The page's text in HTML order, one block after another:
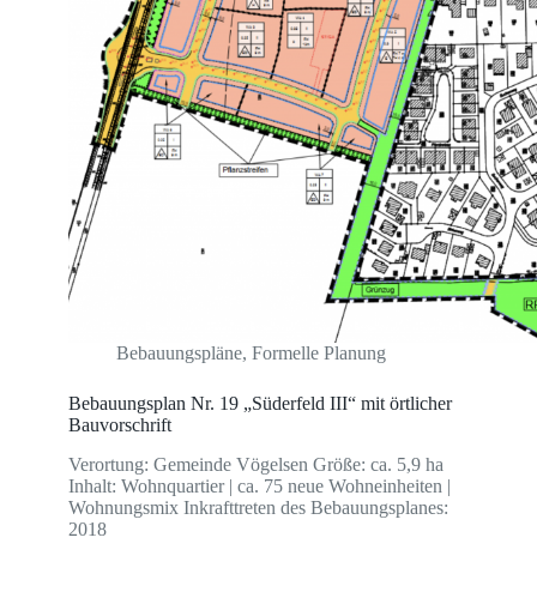
Bebauungspläne, Formelle Planung
Bebauungsplan Nr. 19 „Süderfeld III“ mit örtlicher
Bauvorschrift
Verortung: Gemeinde Vögelsen Größe: ca. 5,9 ha
Inhalt: Wohnquartier | ca. 75 neue Wohneinheiten |
Wohnungsmix Inkrafttreten des Bebauungsplanes:
2018